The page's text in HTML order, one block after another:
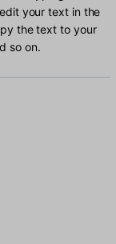
your text in the
the text to your
so on.